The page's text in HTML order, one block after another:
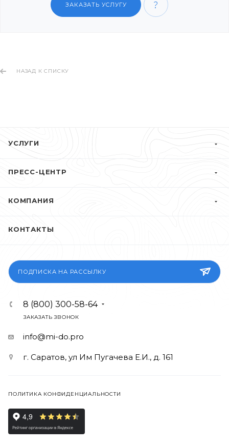
ЗАКАЗАТЬ УСЛУГУ
НАЗАД К СПИСКУ
УСЛУГИ
ПРЕСС-ЦЕНТР
КОМПАНИЯ
КОНТАКТЫ
ПОДПИСКА НА РАССЫЛКУ
8 (800) 300-58-64
ЗАКАЗАТЬ ЗВОНОК
info@mi-do.pro
г. Саратов, ул Им Пугачева Е.И., д. 161
ПОЛИТИКА КОНФИДЕНЦИАЛЬНОСТИ